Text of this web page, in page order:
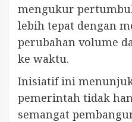
mengukur
lebih tepat dengan
perubahan volume
ke waktu.
Inisiatif ini
pemerintah tidak
semangat